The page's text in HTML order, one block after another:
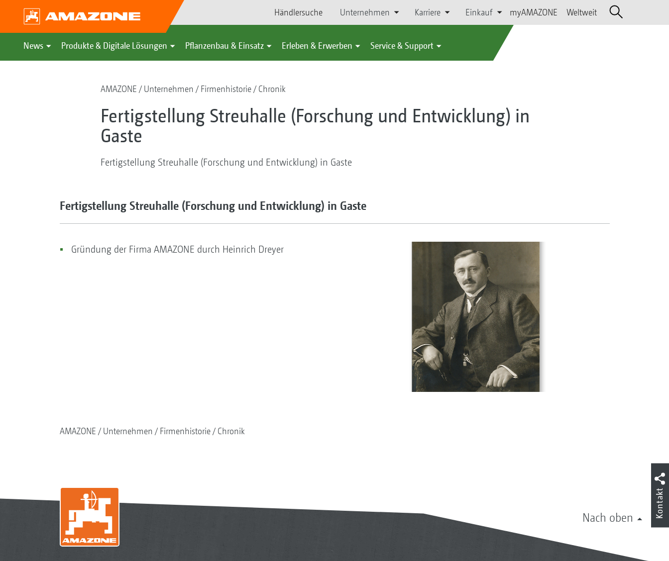
Händlersuche Unternehmen Karriere Einkauf myAMAZONE Weltweit
News Produkte & Digitale Lösungen Pflanzenbau & Einsatz Erleben & Erwerben Service & Support
AMAZONE Unternehmen Firmenhistorie Chronik
Fertigstellung Streuhalle (Forschung und Entwicklung) in
Gaste
Fertigstellung Streuhalle (Forschung und Entwicklung) in Gaste
Fertigstellung Streuhalle (Forschung und Entwicklung) in Gaste
Gründung der Firma AMAZONE durch Heinrich Dreyer
AMAZONE Unternehmen Firmenhistorie Chronik
Nach oben Kontakt